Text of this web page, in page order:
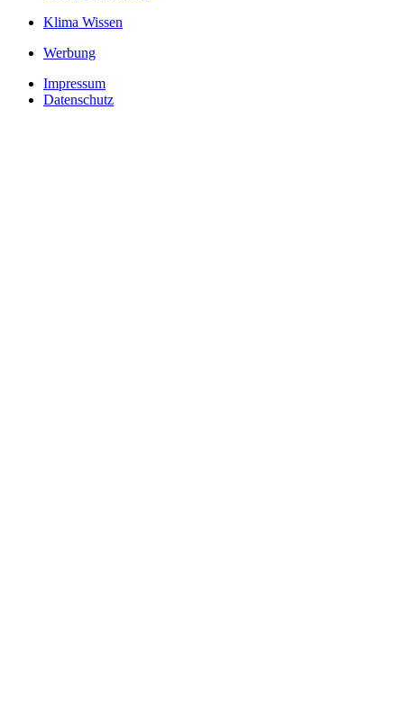
Klima Wissen
Werbung
Impressum
Datenschutz